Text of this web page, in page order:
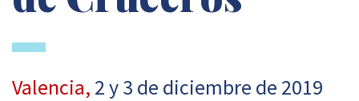
Valencia, 2 y 3 de diciembre de 2019